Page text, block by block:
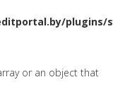
plugins/
or an object that